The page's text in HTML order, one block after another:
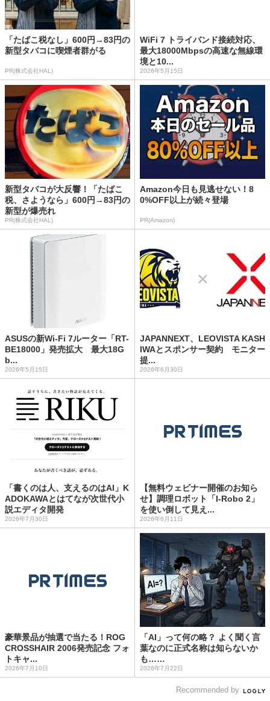
「たばこ税なし」600円→83円の
新型タバコに喫煙者群がる
PR(株式会社HAL)
WiFi 7 トライバンド接続対応、
最大18000Mbpsの高速な無線環
境と10...
2026年5月15日
新型タバコが大反響！「たばこ
税、さようなら」600円→83円の
新型が爆売れ
PR(株式会社HAL)
Amazon今日も見逃せない！8
0%OFF以上が続々登場
PR(Amazon)
ASUSの新Wi-Fi 7ルーター「RT-
BE18000」発売拡大 最大18G
b...
2026年5月15日
JAPANNEXT、LEOVISTA KASH
IWAとスポンサー契約 モニター
提...
2026年6月30日
「書くのは人、支えるのはAI」K
ADOKAWAとはてなが次世代小
説エディタ開発
2026年7月30日
【無料ウェビナー開催のお知ら
せ】調理ロボット「I-Robo 2」
を使い倒して見え...
2026年6月11日
豪華景品が抽選で当たる！ROG
CROSSHAIR 2006発売記念 フォ
トキャ...
2026年7月10日
「AI」って何の略？ よく聞く言
葉なのに正式名称は知らないか
も……
2026年7月22日
Recommended by